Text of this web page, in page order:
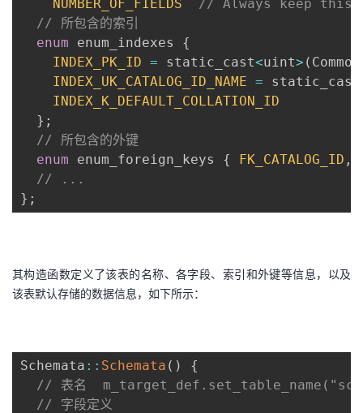
NUMBER_OF_FIELDS
// Always keep this
// 所包含的索引
enum enum_indexes {
INDEX_PK_ID = static_cast<uint> (
INDEX_UK_CATALOG_ID_NAME = static_cast
INDEX_K_DEFAULT_COLLATION_ID
} ;
// 所包含的外键
enum enum_foreign_keys { FK_CATALOG_ID ,
// ...
} ;
其构造函数定义了该表的名称、各字段、索引和外键等信息，以及
该表默认存储的数据信息，如下所示：
Schemata : : Schemata ( )
{
// 表名
// 字段定义